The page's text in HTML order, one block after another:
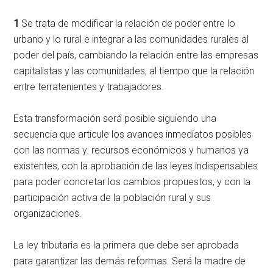
1 Se trata de modificar la relación de poder entre lo
urbano y lo rural e integrar a las comunidades rurales al
poder del país, cambiando la relación entre las empresas
capitalistas y las comunidades, al tiempo que la relación
entre terratenientes y trabajadores.
Esta transformación será posible siguiendo una
secuencia que articule los avances inmediatos posibles
con las normas y. recursos económicos y humanos ya
existentes, con la aprobación de las leyes indispensables
para poder concretar los cambios propuestos, y con la
participación activa de la población rural y sus
organizaciones.
La ley tributaria es la primera que debe ser aprobada
para garantizar las demás reformas. Será la madre de